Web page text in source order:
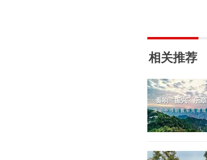
相关推荐